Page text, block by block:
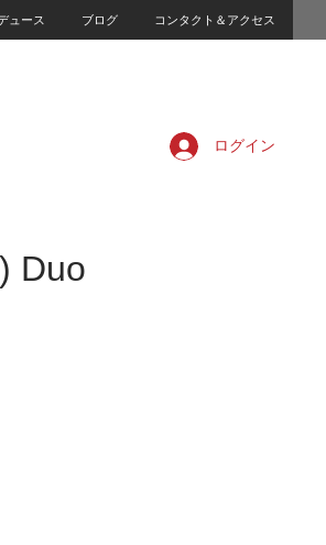
ュース ブログ コンタクト＆アクセス
ログイン
Duo